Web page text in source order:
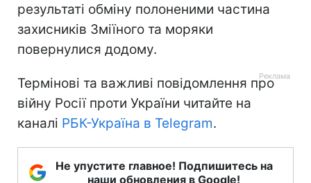
результаті обміну полоненими частина
захисників Зміїного та моряки
повернулися додому.
Термінові та важливі повідомлення про
війну Росії проти України читайте на
каналі РБК-Україна в Telegram.
Не упустите главное! Подпишитесь на
наши обновления в Google!